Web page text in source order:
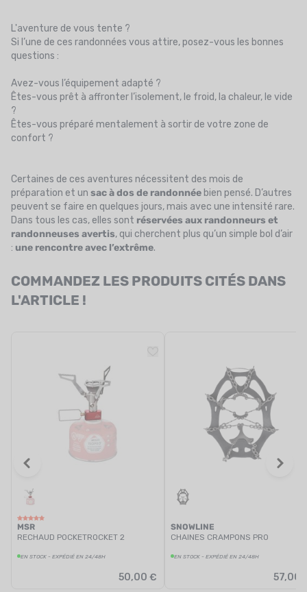
L'aventure de vous tente ?
Si l’une de ces randonnées vous attire, posez-vous les bonnes
questions :
Avez-vous l’équipement adapté ?
Êtes-vous prêt à affronter l’isolement, le froid, la chaleur, le vide
?
Êtes-vous préparé mentalement à sortir de votre zone de
confort ?
Certaines de ces aventures nécessitent des mois de
préparation et un sac à dos de randonnée bien pensé. D’autres
peuvent se faire en quelques jours, mais avec une intensité rare.
Dans tous les cas, elles sont réservées aux randonneurs et
randonneuses avertis, qui cherchent plus qu’un simple bol d’air
: une rencontre avec l’extrême.
COMMANDEZ LES PRODUITS CITÉS DANS
L'ARTICLE !
MSR
RECHAUD POCKETROCKET 2
EN STOCK - EXPÉDIÉ EN 24/48H
50,00 €
SNOWLINE
CHAINES CRAMPONS PRO
EN STOCK - EXPÉDIÉ EN 24/48H
57,00